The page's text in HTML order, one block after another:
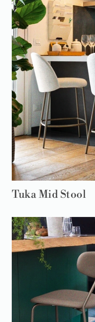
Tuka Mid Stool